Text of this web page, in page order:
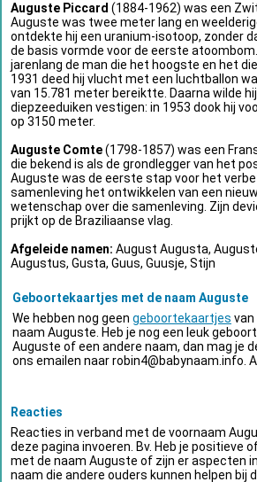
Auguste Piccard (1884-1962) was een
Auguste was twee meter lang en
ontdekte hij een uranium-isotoop, zonder
de basis vormde voor de eerste
jarenlang de man die het hoogste en het
1931 deed hij vlucht met een luchtballon
van 15.781 meter bereiktte. Daarna wilde
diepzeeduiken vestigen: in 1953 dook hij
op 3150 meter.
Auguste Comte(1798-1857) was een
die bekend is als de grondlegger van het
Auguste was de eerste stap voor het
samenleving het ontwikkelen van een
wetenschap over die samenleving. Zijn
prijkt op de Braziliaanse vlag.
Afgeleide namen: August Augusta,
Augustus, Gusta, Guus, Guusje, Stijn
Geboortekaartjes met de naam Auguste
We hebben nog geen geboortekaartjes van
naam Auguste. Heb je nog een leuk
Auguste of een andere naam, dan mag je
ons emailen naarrobin4@babynaam.info .
Reacties
Reacties in verband met de voornaam
deze pagina invoeren. Bv. Heb je positieve
met de naam Auguste of zijn er aspecten
naam die andere ouders kunnen helpen bij